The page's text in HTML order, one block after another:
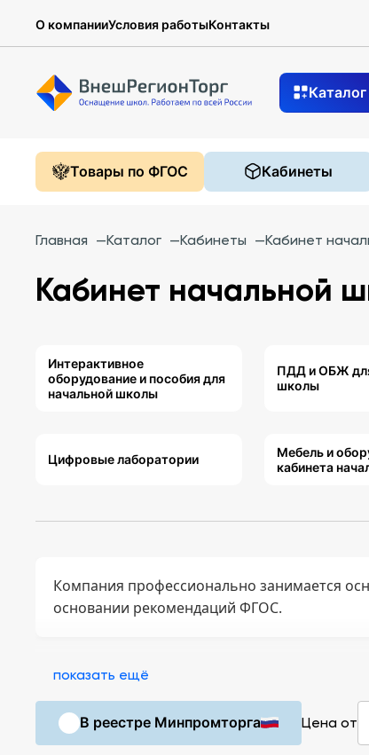
О компанииУсловия работыКонтакты
Каталог
Товары по ФГОС Кабинеты
Главная —Каталог —Кабинеты —Кабинет
Кабинет начальной
Интерактивное
оборудование и пособия для
начальной школы
ПДД и ОБЖ
школы
Цифровые лаборатории
Мебель и
кабинета
Компания профессионально занимается
основании рекомендаций ФГОС.
показать ещё
В реестре Минпромторга Цена от